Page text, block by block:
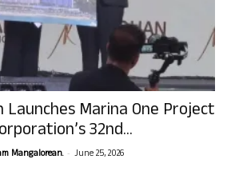
Launches Marina One Project
32nd...
Mangalorean. - June 25, 2026